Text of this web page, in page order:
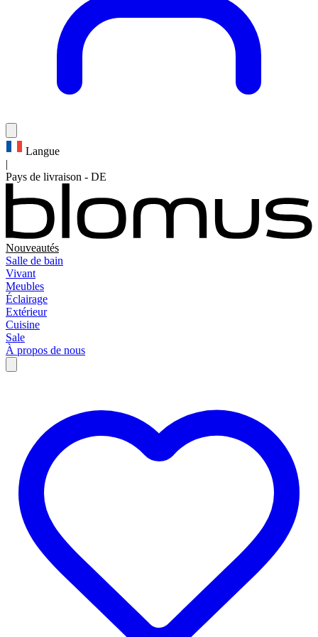
Langue
|
Pays de livraison - DE
Nouveautés
Salle de bain
Vivant
Meubles
Éclairage
Extérieur
Cuisine
Sale
À propos de nous